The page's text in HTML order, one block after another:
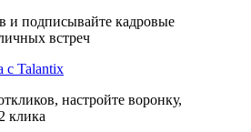
и подписывайте кадровые
встреч
с Talantix
настройте воронку,
клика